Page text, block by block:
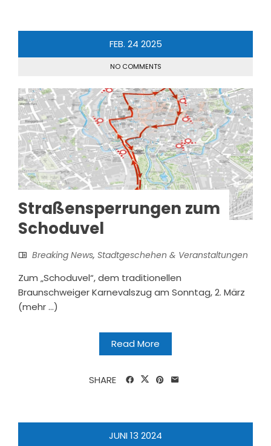
FEB. 24 2025
NO COMMENTS
Straßensperrungen zum
Schoduvel
Breaking News, Stadtgeschehen & Veranstaltungen
Zum „Schoduvel“, dem traditionellen
Braunschweiger Karnevalszug am Sonntag, 2. März
(mehr …)
Read More
SHARE
JUNI13 2024